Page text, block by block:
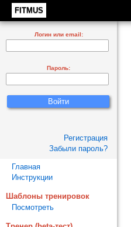
FITMUS
Логин или email:
Пароль:
Регистрация
Забыли пароль?
Главная
Инструкции
Шаблоны тренировок
Посмотреть